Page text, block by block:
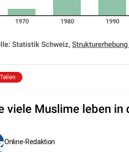
1970
1980 1990
Statistik Schweiz,
Teilen
viele Muslime leben in
Online-Redaktion